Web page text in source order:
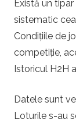
Există un
sistematic
Condițiile de
competiție,
Istoricul H2H
Datele sunt
Loturile s-au